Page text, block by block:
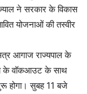
ने सरकार के विकास
योजनाओं की तस्वीर
आगाज राज्यपाल के
के वॉकआउट के साथ
होगा। सुबह 11 बजे